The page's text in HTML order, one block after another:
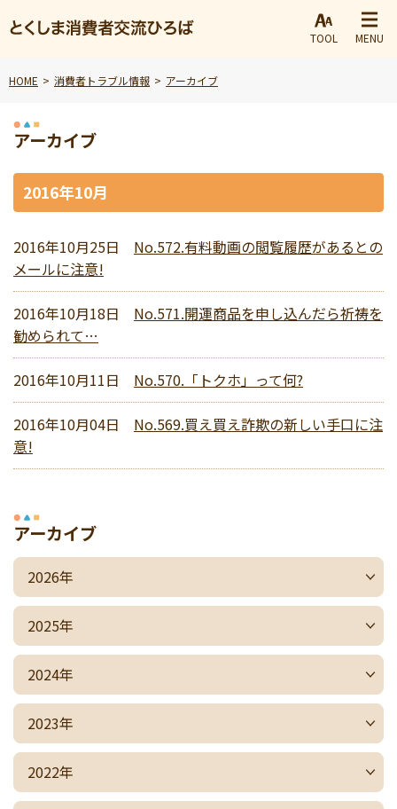
TOOL MENU
HOME 消費者トラブル情報 アーカイブ
アーカイブ
2016年10月
2016年10月25日
No.572.有料動画の閲覧履歴があるとの
メールに注意!
2016年10月18日
No.571.開運商品を申し込んだら祈祷を
勧められて…
2016年10月11日 No.570.「トクホ」って何?
2016年10月04日
No.569.買え買え詐欺の新しい手口に注
意!
アーカイブ
2026年
2025年
2024年
2023年
2022年